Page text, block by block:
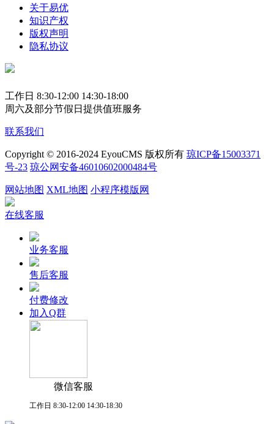
关于易优
知识产权
版权声明
隐私协议
工作日 8:30-12:00 14:30-18:00
周六及部分节假日提供值班服务
联系我们
Copyright © 2016-2024 EyouCMS 版权所有 琼ICP备15003371
号-23 琼公网安备46010602000484号
网站地图 XML地图 小程序模版网
在线客服
业务客服
售后客服
付费修改
加入Q群
微信客服
工作日 8:30-12:00 14:30-18:30